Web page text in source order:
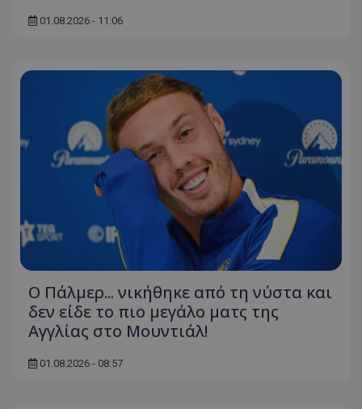
01.08.2026 - 11:06
Ο Πάλμερ... νικήθηκε από τη νύστα και
δεν είδε το πιο μεγάλο ματς της
Αγγλίας στο Μουντιάλ!
01.08.2026 - 08:57